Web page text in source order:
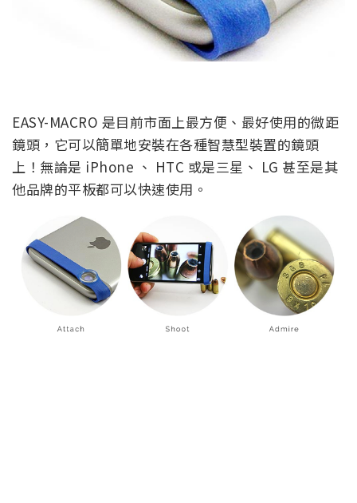
EASY-MACRO 是目前市面上最方便、最好使用的微距
鏡頭，它可以簡單地安裝在各種智慧型裝置的鏡頭
上！無論是 iPhone 、 HTC 或是三星、 LG 甚至是其
他品牌的平板都可以快速使用。